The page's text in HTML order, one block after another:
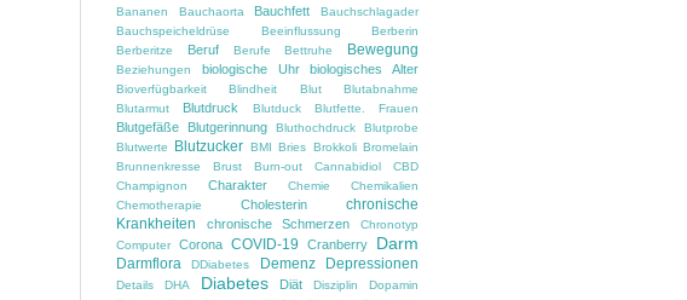
Bananen Bauchaorta Bauchfett
Bauchschlagader
Bauchspeicheldrüse
Beeinflussung
Berberin
Berberitze
Beruf Berufe Bettruhe Bewegung
Beziehungen biologische Uhr biologisches Alter
Bioverfügbarkeit Blindheit Blut
Blutabnahme
Blutarmut
Blutdruck Blutduck Blutfette. Frauen
Blutgefäße Blutgerinnung Bluthochdruck
Blutprobe
Blutwerte
Blutzucker BMI Bries Brokkoli Bromelain
Brunnenkresse
Brust Burn-out Cannabidiol
CBD
Champignon
Charakter Chemie
Chemikalien
Chemotherapie
Cholesterin
chronische
Krankheiten
chronische Schmerzen
Chronotyp
Computer
Corona COVID-19 Cranberry Darm
Darmflora DDiabetes Demenz Depressionen
Details DHA Diabetes Diät Disziplin
Dopamin